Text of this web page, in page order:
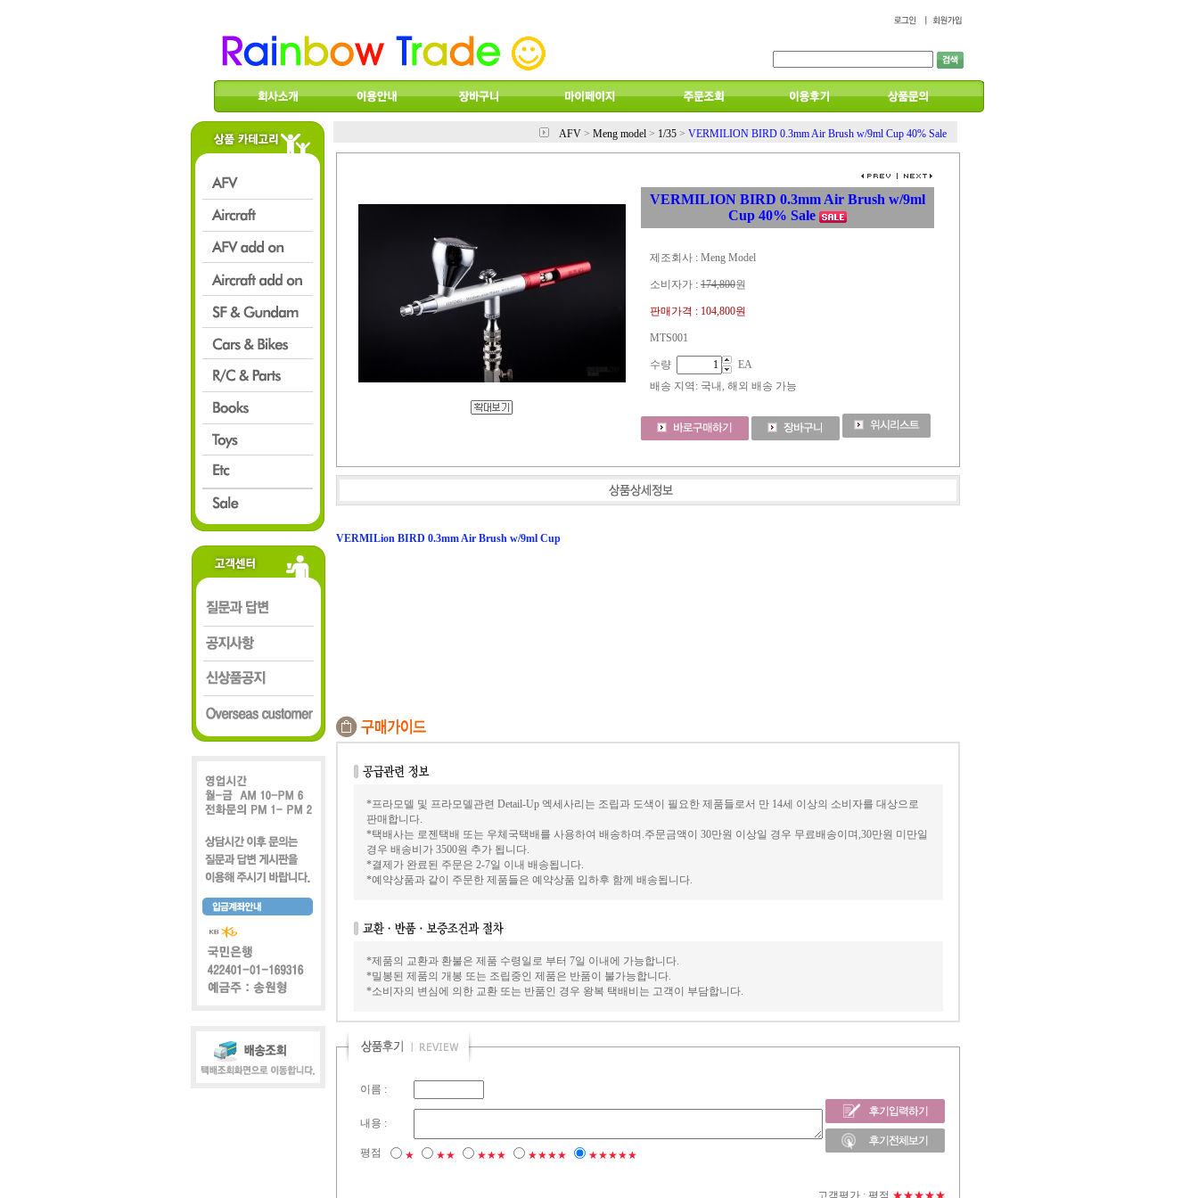
AFV > Meng model > 1/35 > VERMILION BIRD 0.3mm Air Brush w/9ml Cup 40% Sale
VERMILION BIRD 0.3mm Air Brush w/9ml
Cup 40% Sale
제조회사 : Meng Model
소비자가 : 174,800원
판매가격 : 104,800원
MTS001
수량
EA
배송 지역 : 국내, 해외 배송 가능
VERMILion BIRD 0.3mm Air Brush w/9ml Cup
*프라모델 및 프라모델관련 Detail-Up 엑세사리는 조립과 도색이 필요한 제품들로서 만 14세 이상의 소비자를 대상으로
판매합니다.
*택배사는 로젠택배 또는 우체국택배를 사용하여 배송하며.주문금액이 30만원 이상일 경우 무료배송이며,30만원 미만일
경우 배송비가 3500원 추가 됩니다.
*결제가 완료된 주문은 2-7일 이내 배송됩니다.
*예약상품과 같이 주문한 제품들은 예약상품 입하후 함께 배송됩니다.
*제품의 교환과 환불은 제품 수령일로 부터 7일 이내에 가능합니다.
*밀봉된 제품의 개봉 또는 조립중인 제품은 반품이 불가능합니다.
*소비자의 변심에 의한 교환 또는 반품인 경우 왕복 택배비는 고객이 부담합니다.
이름 :
내용 :
평점 ★ ★★ ★★★ ★★★★ ★★★★★
고객평가 : 평점 ★★★★★